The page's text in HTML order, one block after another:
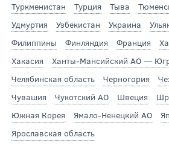
Туркменистан
Турция Тыва
Удмуртия
Узбекистан Украина
Филиппины
Финляндия Франция
Хакасия
Ханты-Мансийский АО —
Челябинская область
Черногория
Чувашия
Чукотский АО Швеция
Южная Корея
Ямало-Ненецкий АО
Ярославская область